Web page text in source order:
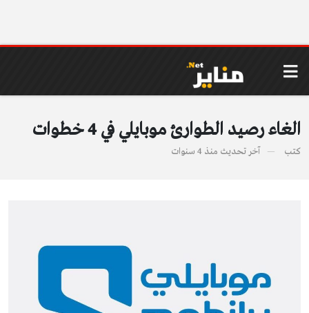
الغاء رصيد الطوارئ موبايلي في 4 خطوات
كتب آخر تحديث منذ 4 سنوات